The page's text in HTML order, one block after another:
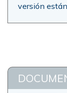
versión